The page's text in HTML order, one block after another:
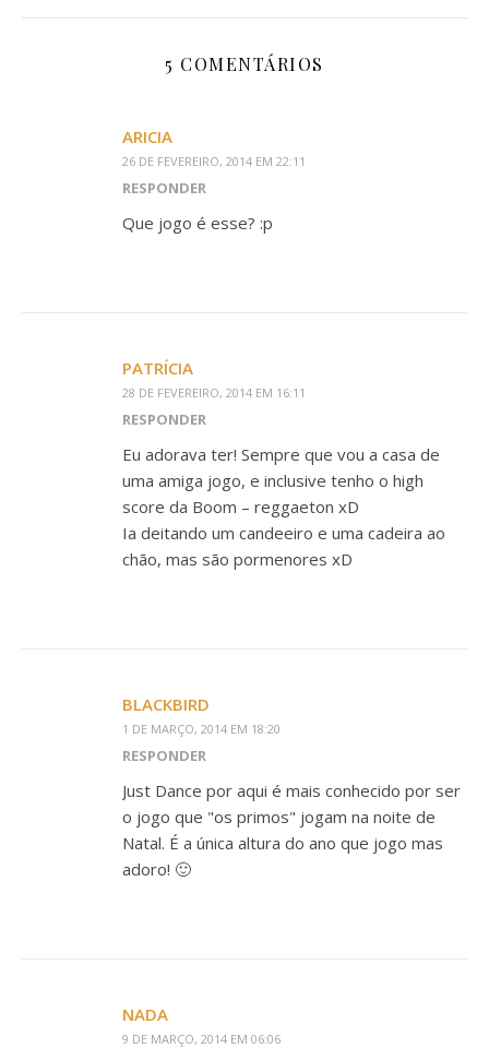
5 COMENTÁRIOS
ARICIA
26 DE FEVEREIRO, 2014 EM 22:11
RESPONDER
Que jogo é esse? :p
PATRÍCIA
28 DE FEVEREIRO, 2014 EM 16:11
RESPONDER
Eu adorava ter! Sempre que vou a casa de
uma amiga jogo, e inclusive tenho o high
score da Boom – reggaeton xD
Ia deitando um candeeiro e uma cadeira ao
chão, mas são pormenores xD
BLACKBIRD
1 DE MARÇO, 2014 EM 18:20
RESPONDER
Just Dance por aqui é mais conhecido por ser
o jogo que "os primos" jogam na noite de
Natal. É a única altura do ano que jogo mas
adoro! 🙂
NADA
9 DE MARÇO, 2014 EM 06:06